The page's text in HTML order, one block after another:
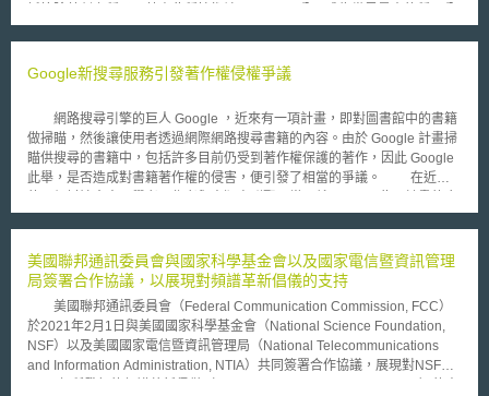
司。為了確保農民每年度必須重新經由合法受權經銷商購買專利種子，而非
因改造種子的農民必須同意不會將收成後取得的種子再用來種植。 於
買來的種子含其專利基因，因而侵害其基改種子專利權。Bowman則抗辯當
他購買種子時， Monsanto 公司之基改種子專利權即已耗盡。美國聯邦巡迴
上訴法院認同Monsanto 公司，認為Bowman種植含蓋Monsanto 公司專利
種子的行為即是製造一個新的侵權物品，侵害Monsanto 公司的種子專利。
Bowman不服上訴至美國最高法院。 美國最高法院不顧歐巴馬政府的
自行複製技術如基因改造細胞、幹細胞等生技產業都可能造成影響因而被受
Google新搜尋服務引發著作權侵權爭議
網路搜尋引擎的巨人 Google ，近來有一項計畫，即對圖書館中的書籍
做掃瞄，然後讓使用者透過網際網路搜尋書籍的內容。由於 Google 計畫掃
瞄供搜尋的書籍中，包括許多目前仍受到著作權保護的著作，因此 Google
此舉，是否造成對書籍著作權的侵害，便引發了相當的爭議。 在近日
法性進行討論，並就是否對 Google 進一步提出訴訟做討論。 Google 宣
的歸類整理，並讓大眾更容易接近與使用，對於人類知識的傳播與進步，有
重大貢獻。 然而，作者與出版商方面，則認為 Google 此舉侵害的作者
與出版商的著作權。就此，作者與出版商已做出回應。先前，美國出版商協
會 (The Association of American Publishers, AAP) 已於 10 月 19 日對
Google 提起訴訟，希望經由法律的判決，認定 Google 的作法侵害著作
權。從法律上來看， Google 此一計畫是否侵害著作權，確有爭議之處。從
美國作者與出版商激烈的反應來看，將來有可能還會有其他的訴訟，甚至集
美國聯邦通訊委員會與國家科學基金會以及國家電信暨資訊管理
局簽署合作協議，以展現對頻譜革新倡儀的支持
美國聯邦通訊委員會（Federal Communication Commission, FCC）
於2021年2月1日與美國國家科學基金會（National Science Foundation,
NSF）以及美國國家電信暨資訊管理局（National Telecommunications
and Information Administration, NTIA）共同簽署合作協議，展現對NSF於